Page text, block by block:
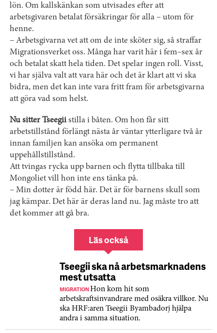
lön. Om kallskänkan som utvisades efter att
arbetsgivaren betalat försäkringar för alla – utom för
henne.
– Arbetsgivarna vet att om de inte sköter sig, så straffar
Migrationsverket oss. Många har varit här i fem–sex år
och betalat skatt hela tiden. Det spelar ingen roll. Visst,
vi har själva valt att vara här och det är klart att vi ska
bidra, men det kan inte vara fritt fram för arbetsgivarna
att göra vad som helst.
Nu sitter Tseegiistilla i båten. Om hon får sitt
arbetstillstånd förlängt nästa år väntar ytterligare två år
innan familjen kan ansöka om permanent
uppehållstillstånd.
Att tvingas rycka upp barnen och flytta tillbaka till
Mongoliet vill hon inte ens tänka på.
– Min dotter är född här. Det är för barnens skull som
jag kämpar. Det här är deras land nu. Jag måste tro att
det kommer att gå bra.
Läs också
Tseegii ska nå arbetsmarknadens
mest utsatta
MIGRATIONHon kom hit som
arbetskraftsinvandrare med osäkra villkor. Nu
ska HRF:aren Tseegii Byambadorj hjälpa
andra i samma situation.